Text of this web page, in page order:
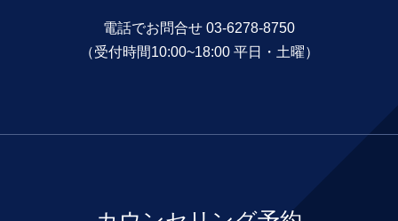
電話でお問合せ 03-6278-8750
（受付時間10:00~18:00 平日・土曜）